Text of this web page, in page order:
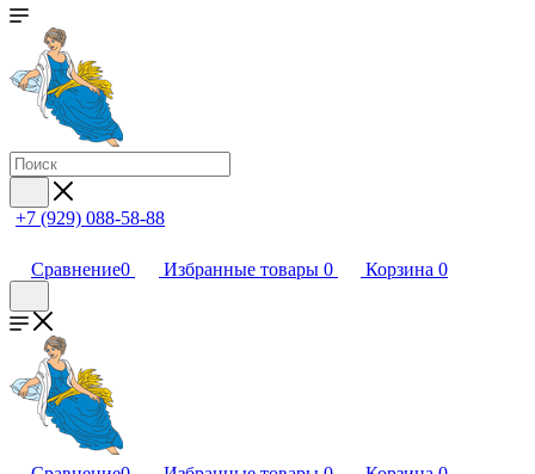
+7 (929) 088-58-88
Сравнение0 Избранные товары 0 Корзина 0